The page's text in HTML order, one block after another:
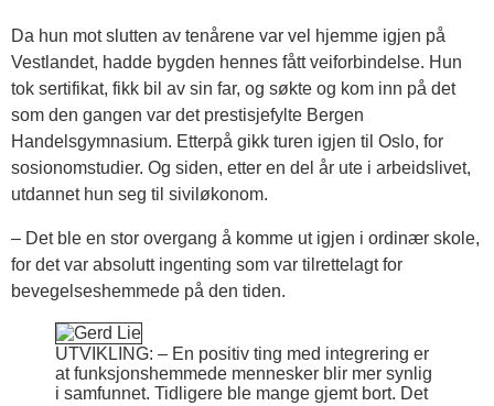
Da hun mot slutten av tenårene var vel hjemme igjen på
Vestlandet, hadde bygden hennes fått veiforbindelse. Hun
tok sertifikat, fikk bil av sin far, og søkte og kom inn på det
som den gangen var det prestisjefylte Bergen
Handelsgymnasium. Etterpå gikk turen igjen til Oslo, for
sosionomstudier. Og siden, etter en del år ute i arbeidslivet,
utdannet hun seg til siviløkonom.
– Det ble en stor overgang å komme ut igjen i ordinær skole,
for det var absolutt ingenting som var tilrettelagt for
bevegelseshemmede på den tiden.
UTVIKLING: – En positiv ting med integrering er
at funksjonshemmede mennesker blir mer synlig
i samfunnet. Tidligere ble mange gjemt bort. Det